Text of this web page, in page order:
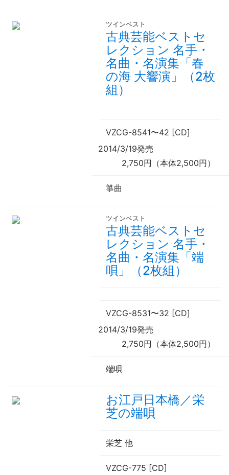
ツインベスト
古典芸能ベストセ
レクション 名手・
名曲・名演集「春
の海 大響演」（2枚
組）
VZCG-8541〜42 [CD]
2014/3/19発売
2,750円（本体2,500円）
箏曲
ツインベスト
古典芸能ベストセ
レクション 名手・
名曲・名演集「端
唄」（2枚組）
VZCG-8531〜32 [CD]
2014/3/19発売
2,750円（本体2,500円）
端唄
お江戸日本橋／栄
芝の端唄
栄芝 他
VZCG-775 [CD]